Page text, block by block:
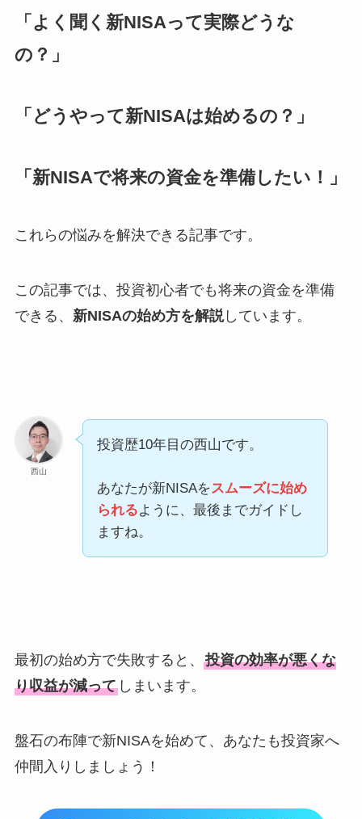
「よく聞く新NISAって実際どうな
の？」
「どうやって新NISAは始めるの？」
「新NISAで将来の資金を準備したい！」
これらの悩みを解決できる記事です。
この記事では、投資初心者でも将来の資金を準備
できる、 新NISAの始め方を解説しています。
西山
投資歴10年目の西山です。
あなたが新NISAをスムーズに始め
られるように、最後までガイドし
ますね。
最初の始め方で失敗すると、 投資の効率が悪くな
り収益が減ってしまいます。
盤石の布陣で新NISAを始めて、あなたも投資家へ
仲間入りしましょう！